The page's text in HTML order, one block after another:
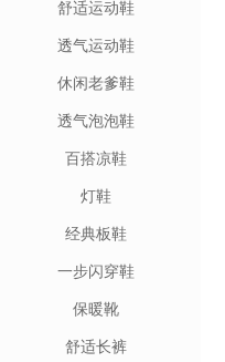
舒适运动鞋
透气运动鞋
休闲老爹鞋
透气泡泡鞋
百搭凉鞋
灯鞋
经典板鞋
一步闪穿鞋
保暖靴
舒适长裤